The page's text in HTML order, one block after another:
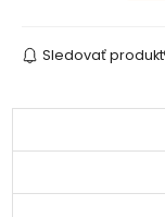
Sledovať produkt